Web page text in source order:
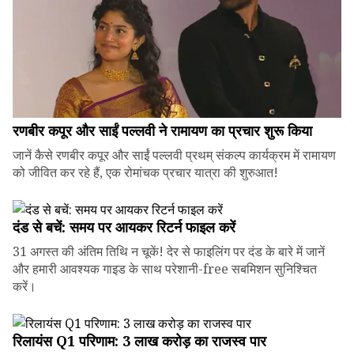
रणबीर कपूर और साईं पल्लवी ने रामायण का प्रचार शुरू किया
जानें कैसे रणबीर कपूर और साईं पल्लवी प्रथम् संकल्प कार्यक्रम में रामायण
को जीवित कर रहे हैं, एक रोमांचक प्रचार यात्रा की शुरुआत!
दंड से बचें: समय पर आयकर रिटर्न फाइल करें
31 अगस्त की अंतिम तिथि न चूकें! देर से फाइलिंग पर दंड के बारे में जानें
और हमारी आवश्यक गाइड के साथ परेशानी-free सबमिशन सुनिश्चित
करें।
रिलायंस Q1 परिणाम: ₹3 लाख करोड़ का राजस्व पार